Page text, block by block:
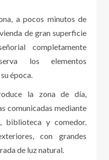
a pocos minutos de
de gran superficie
completamente
los elementos
época.
la zona de día,
comunicadas mediante
biblioteca y comedor.
con grandes
de luz natural.